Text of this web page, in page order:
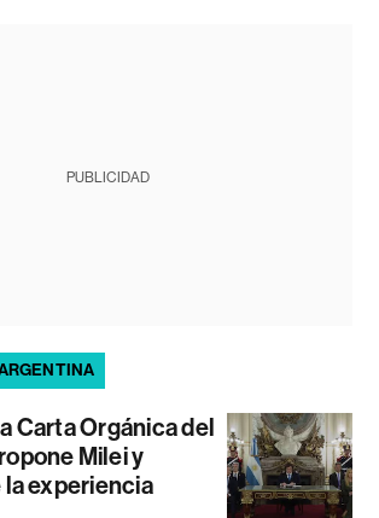
PUBLICIDAD
Carta Orgánica del
Milei y
experiencia